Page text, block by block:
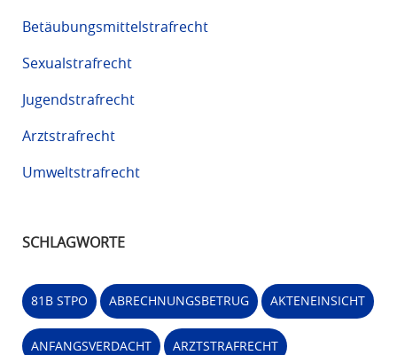
Betäubungsmittelstrafrecht
Sexualstrafrecht
Jugendstrafrecht
Arztstrafrecht
Umweltstrafrecht
SCHLAGWORTE
81B STPO ABRECHNUNGSBETRUG AKTENEINSICHT
ANFANGSVERDACHT ARZTSTRAFRECHT